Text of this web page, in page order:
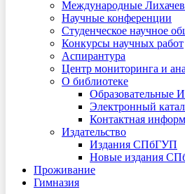
Международные
Научные конференции
Студенческое научное
Конкурсы научных работ
Аспирантура
Центр мониторинга и
О библиотеке
Образовательные
Электронный
Контактная
Издательство
Издания СПбГУП
Новые издания
Проживание
Гимназия